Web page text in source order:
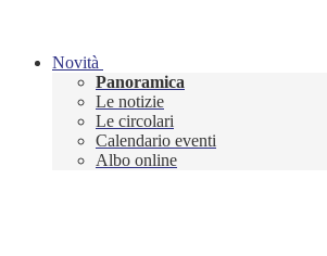
Novità
Panoramica
Le notizie
Le circolari
Calendario eventi
Albo online